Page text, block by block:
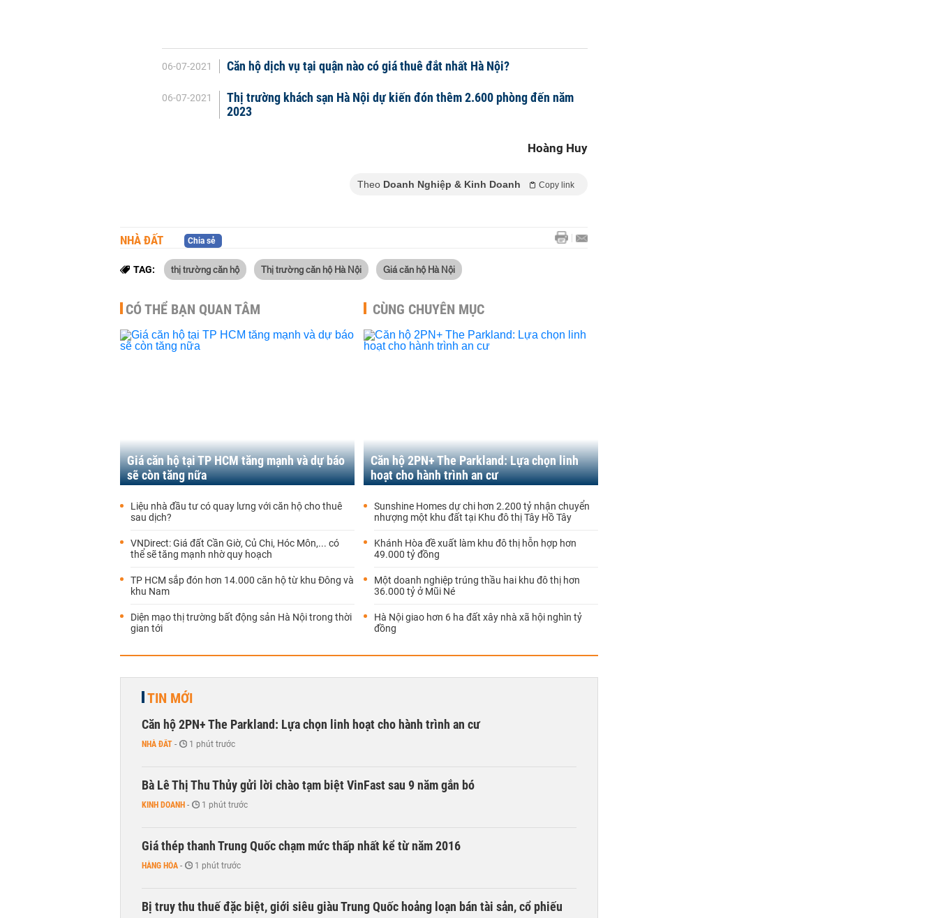
06-07-2021 Căn hộ dịch vụ tại quận nào có giá thuê đắt nhất Hà Nội?
06-07-2021
Thị trường khách sạn Hà Nội dự kiến đón thêm 2.600 phòng đến năm
2023
Hoàng Huy
Theo Doanh Nghiệp & Kinh Doanh Copy link
NHÀ ĐẤT Chia sẻ
TAG: thị trường căn hộ Thị trường căn hộ Hà Nội Giá căn hộ Hà Nội
CÓ THỂ BẠN QUAN TÂM
Giá căn hộ tại TP HCM tăng mạnh và dự báo
sẽ còn tăng nữa
Liệu nhà đầu tư có quay lưng với căn hộ cho thuê
sau dịch?
VNDirect: Giá đất Cần Giờ, Củ Chi, Hóc Môn,... có
thể sẽ tăng mạnh nhờ quy hoạch
TP HCM sắp đón hơn 14.000 căn hộ từ khu Đông và
khu Nam
Diện mạo thị trường bất động sản Hà Nội trong thời
gian tới
CÙNG CHUYÊN MỤC
Căn hộ 2PN+ The Parkland: Lựa chọn linh
hoạt cho hành trình an cư
Sunshine Homes dự chi hơn 2.200 tỷ nhận chuyển
nhượng một khu đất tại Khu đô thị Tây Hồ Tây
Khánh Hòa đề xuất làm khu đô thị hỗn hợp hơn
49.000 tỷ đồng
Một doanh nghiệp trúng thầu hai khu đô thị hơn
36.000 tỷ ở Mũi Né
Hà Nội giao hơn 6 ha đất xây nhà xã hội nghìn tỷ
đồng
TIN MỚI
Căn hộ 2PN+ The Parkland: Lựa chọn linh hoạt cho hành trình an cư
NHÀ ĐẤT - 1 phút trước
Bà Lê Thị Thu Thủy gửi lời chào tạm biệt VinFast sau 9 năm gắn bó
KINH DOANH - 1 phút trước
Giá thép thanh Trung Quốc chạm mức thấp nhất kể từ năm 2016
HÀNG HÓA - 1 phút trước
Bị truy thu thuế đặc biệt, giới siêu giàu Trung Quốc hoảng loạn bán tài sản, cổ phiếu